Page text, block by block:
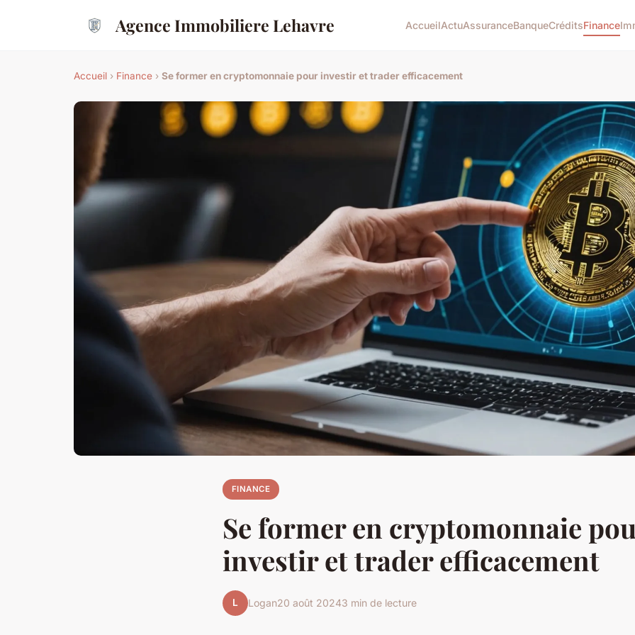
Agence Immobiliere Lehavre AccueilActuAssuranceBanqueCréditsFinance
Accueil › Finance › Se former en cryptomonnaie pour investir et trader efficacement
FINANCE
Se former en cryptomonnaie
investir et trader efficacement
L Logan20 août 20243 min de lecture